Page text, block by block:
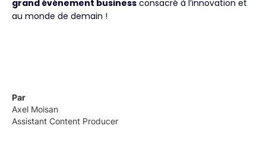
grand événement business consacré à l’innovation et
au monde de demain !
Par
Axel Moisan
Assistant Content Producer